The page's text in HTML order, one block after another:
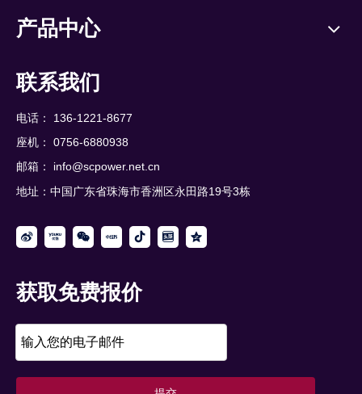
产品中心
联系我们
电话： 136-1221-8677
座机： 0756-6880938
邮箱： info@scpower.net.cn
地址：中国广东省珠海市香洲区永田路19号3栋
获取免费报价